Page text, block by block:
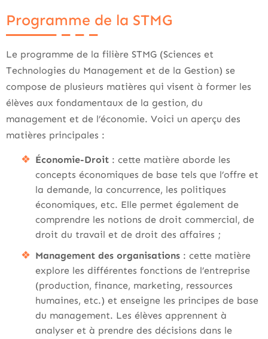
Programme de la STMG
Le programme de la filière STMG (Sciences et
Technologies du Management et de la Gestion) se
compose de plusieurs matières qui visent à former les
élèves aux fondamentaux de la gestion, du
management et de l’économie. Voici un aperçu des
matières principales :
Économie-Droit : cette matière aborde les
concepts économiques de base tels que l’offre et
la demande, la concurrence, les politiques
économiques, etc. Elle permet également de
comprendre les notions de droit commercial, de
droit du travail et de droit des affaires ;
Management des organisations : cette matière
explore les différentes fonctions de l’entreprise
(production, finance, marketing, ressources
humaines, etc.) et enseigne les principes de base
du management. Les élèves apprennent à
analyser et à prendre des décisions dans le